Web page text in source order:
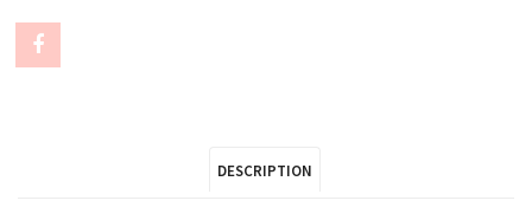
Share
DESCRIPTION